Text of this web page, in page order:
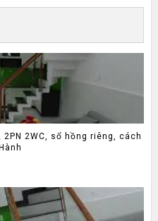
2WC, sổ hồng riêng, cách